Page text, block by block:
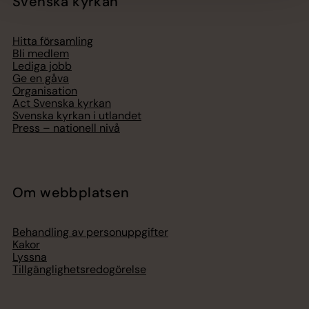
Hitta församling
Bli medlem
Lediga jobb
Ge en gåva
Organisation
Act Svenska kyrkan
Svenska kyrkan i utlandet
Press – nationell nivå
Om webbplatsen
Behandling av personuppgifter
Kakor
Lyssna
Tillgänglighetsredogörelse